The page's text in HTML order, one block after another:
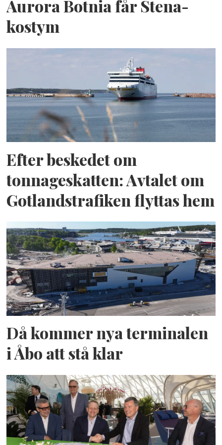
Aurora Botnia får Stena-
kostym
Efter beskedet om
tonnageskatten: Avtalet om
Gotlandstrafiken flyttas hem
Då kommer nya terminalen
i Åbo att stå klar